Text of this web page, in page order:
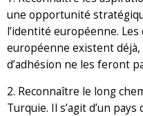
une opportunité
l’identité européenne.
européenne existent
d’adhésion ne les feront
2. Reconnaître le long
Turquie. Il s’agit d’un